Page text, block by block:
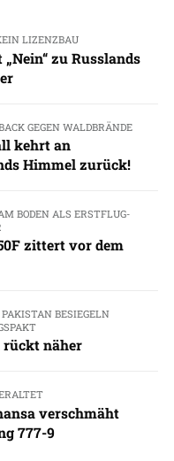
LIZENZBAU
zu Russlands
GEGEN WALDBRÄNDE
kehrt an
Himmel zurück!
BODEN ALS ERSTFLUG-
zittert vor dem
BESIEGELN
rückt näher
verschmäht
777-9